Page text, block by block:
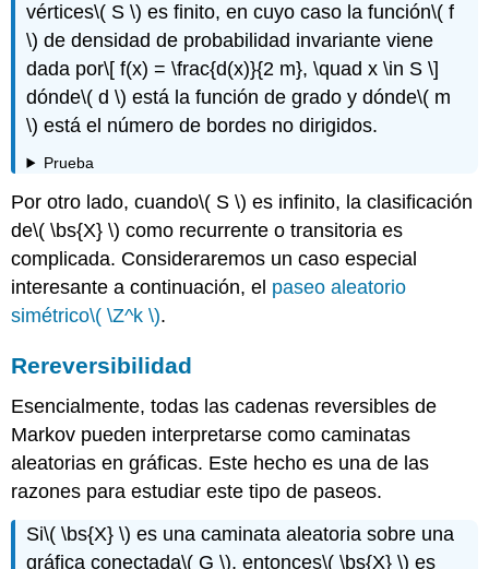
vértices\( S \) es finito, en cuyo caso la función\( f
\) de densidad de probabilidad invariante viene
dada por\[ f(x) = \frac{d(x)}{2 m}, \quad x \in S \]
dónde\( d \) está la función de grado y dónde\( m
\) está el número de bordes no dirigidos.
Prueba
Por otro lado, cuando\( S \) es infinito, la clasificación
de\( \bs{X} \) como recurrente o transitoria es
complicada. Consideraremos un caso especial
interesante a continuación, el paseo aleatorio
simétrico\( \Z^k \).
Rereversibilidad
Esencialmente, todas las cadenas reversibles de
Markov pueden interpretarse como caminatas
aleatorias en gráficas. Este hecho es una de las
razones para estudiar este tipo de paseos.
Si\( \bs{X} \) es una caminata aleatoria sobre una
gráfica conectada\( G \), entonces\( \bs{X} \) es